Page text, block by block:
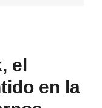
el
en la